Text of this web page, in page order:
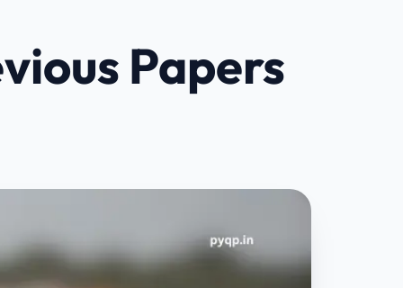
Papers